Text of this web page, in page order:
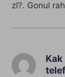
zl?. Gonul